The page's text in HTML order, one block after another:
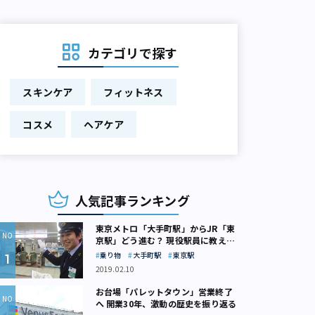
カテゴリで探す
スキンケア フィットネス
コスメ ヘアケア
人気記事ランキング
東京メトロ「大手町駅」からJR「東
京駅」どう進む？ 現役駅員に教えて
もらいました
乗り物 大手町駅
東京駅
2019.02.10
お台場「パレットタウン」営業終了
へ 開業30年、激動の歴史を振り返る